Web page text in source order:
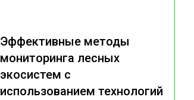
Эффективные методы
мониторинга лесных
экосистем с
использованием технологий